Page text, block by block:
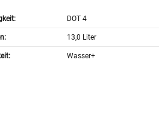
DOT 4
13,0 Liter
Wasser+